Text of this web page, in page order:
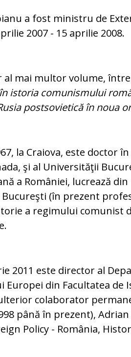
a fost ministru de
2007 - 15 aprilie 2008.
al mai multor volume,
istoria comunismului
postsovietică în noua
la Craiova, este doctor
şi al Universităţii
a României, lucrează
(în prezent
a regimului comunist
2011 este director al
Europei din Facultatea
colaborator
până în prezent),
Policy - România,